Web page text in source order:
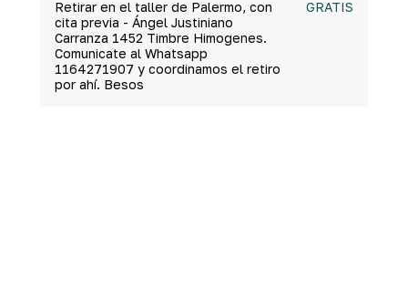
Retirar en el taller de Palermo, con
cita previa - Ángel Justiniano
Carranza 1452 Timbre Himogenes.
Comunicate al Whatsapp
1164271907 y coordinamos el retiro
por ahí. Besos
GRATIS